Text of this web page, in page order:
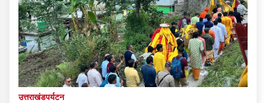
उत्तराखंडपर्यटन